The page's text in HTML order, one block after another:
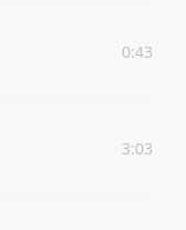
0:43
3:03